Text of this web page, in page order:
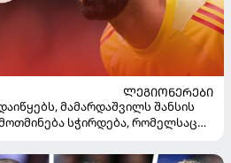
ᲚᲔᲒᲘᲝᲜᲔᲠᲔᲑᲘ
მამარდაშვილს შანსის
სჭირდება, რომელსაც